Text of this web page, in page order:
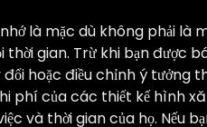
là mặc dù không phải
thời gian. Trừ khi bạn được
hoặc điều chỉnh ý tưởng
phí của các thiết kế hình
và thời gian của họ. Nếu